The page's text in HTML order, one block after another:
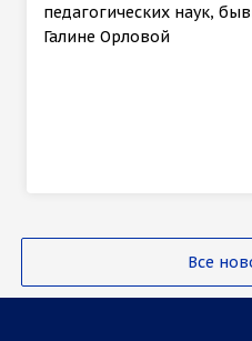
Все
педагогических наук,
Галине Орловой